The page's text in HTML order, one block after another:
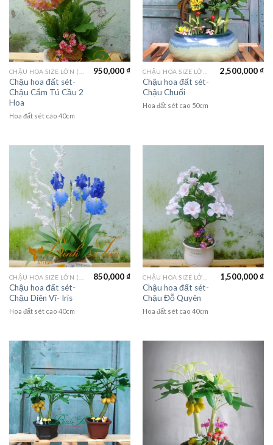
Chậu hoa đất sét-
Chậu Cẩm Tú Cầu 2
Hoa
950,000₫
Hoa đất sét cao 40cm
Chậu hoa đất sét-
Chậu Chuối
2,500,000₫
Hoa đất sét cao 50cm
Chậu hoa đất sét-
Chậu Diên Vĩ- Iris
850,000₫
Hoa đất sét cao 40cm
Chậu hoa đất sét-
Chậu Đỗ Quyên
1,500,000₫
Hoa đất sét cao 40cm